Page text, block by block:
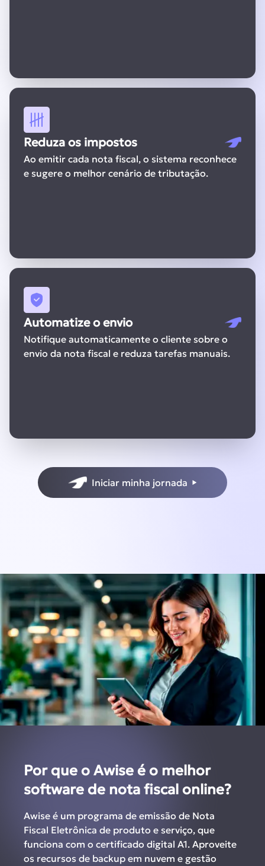
Reduza os impostos
Ao emitir cada nota fiscal, o sistema reconhece
e sugere o melhor cenário de tributação.
Automatize o envio
Notifique automaticamente o cliente sobre o
envio da nota fiscal e reduza tarefas manuais.
Iniciar minha jornada
Por que o Awise é o melhor
software de nota fiscal online?
Awise é um programa de emissão de Nota
Fiscal Eletrônica de produto e serviço, que
funciona com o certificado digital A1. Aproveite
os recursos de backup em nuvem e gestão